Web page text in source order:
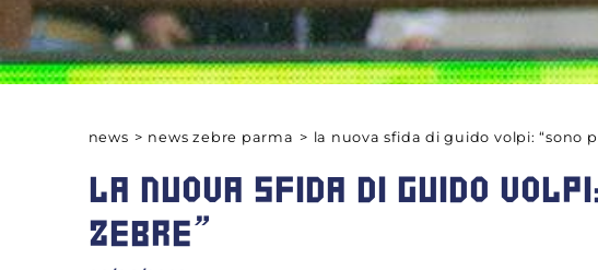
news > news zebre parma > la nuova sfida di guido volpi: “sono
LA NUOVA SFIDA DI GUIDO
ZEBRE”